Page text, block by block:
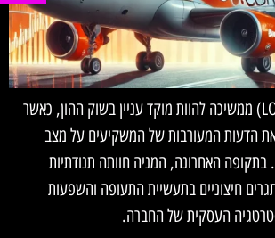
מניית איזי ג'ט (LON:EZJ) ממשיכה להוות מוקד עניין בשוק ההון, כאשר
הדעות המעורבות של המשקיעים על מצב
בתקופה האחרונה, המניה חוותה תנודתיות
חיצוניים בתעשיית התעופה והשפעות
העסקית של החברה.